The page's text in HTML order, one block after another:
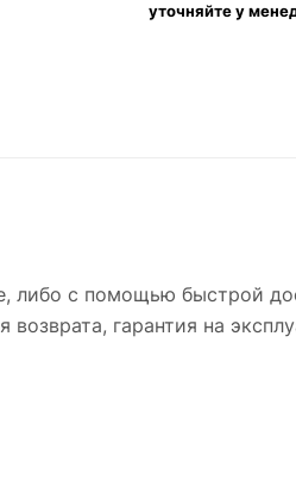
уточняйте у
либо с помощью быстрой
гарантия на